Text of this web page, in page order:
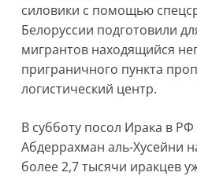
силовики с помощью
Белоруссии подготовили
мигрантов находящийся
приграничного пункта
логистический центр.
В субботу посол Ирака в
Абдеррахман аль-Хусейни
более 2,7 тысячи иракцев